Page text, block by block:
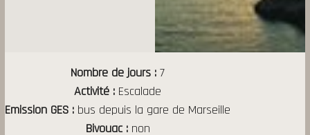
Nombre de jours 7
Activité
Escalade
Emission GES
bus depuis la gare de Marseille
Bivouac
non